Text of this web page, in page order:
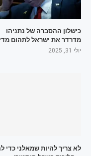
כישלון ההסברה של נתניהו
מדרדר את ישראל לתהום
יולי 31, 2025
לא צריך להיות שמאלני כדי